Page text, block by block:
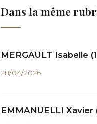
Dans la même
MERGAULT Isabelle
28/04/2026
EMMANUELLI Xavier